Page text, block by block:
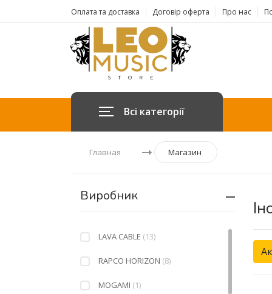
Оплата та доставка Договір оферта Про нас
Всі категорії
Главная Магазин
Виробник
LAVA CABLE (13)
RAPCO HORIZON (8)
MOGAMI (1)